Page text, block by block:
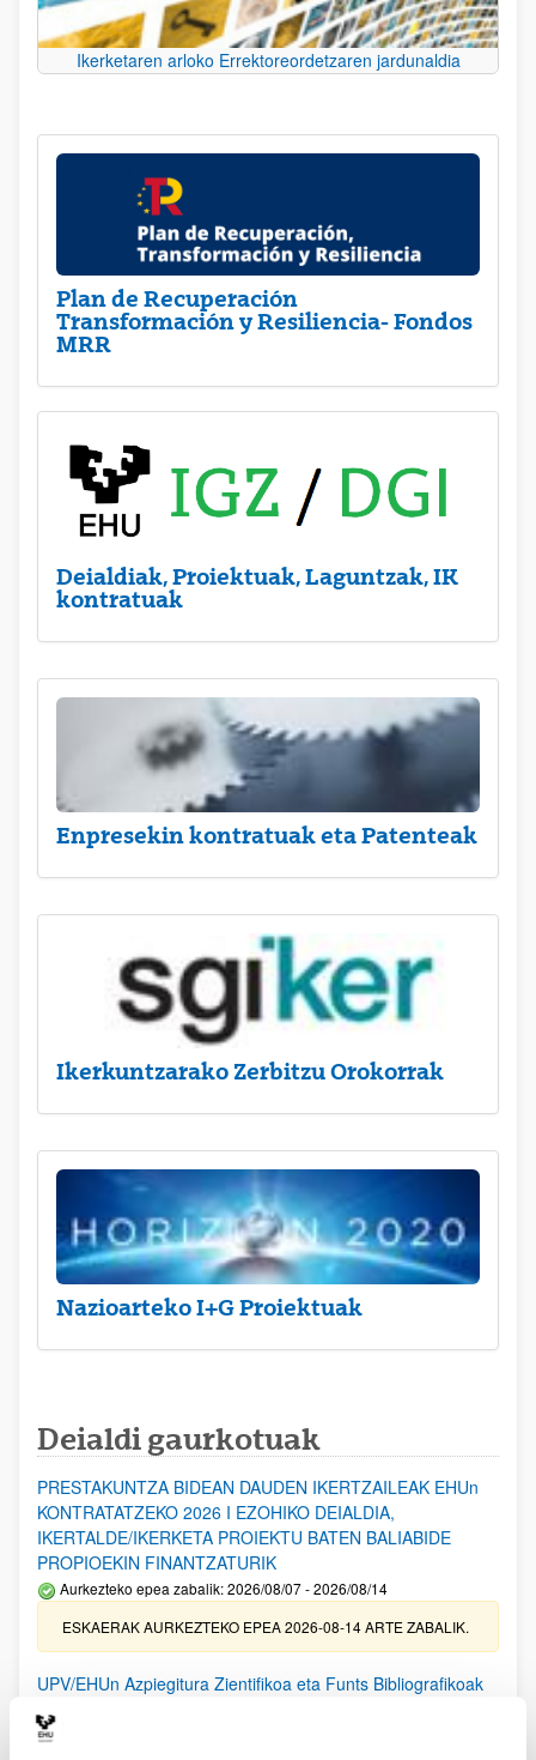
Ikerketaren arloko Errektoreordetzaren jardunaldia
Plan de Recuperación
Transformación y Resiliencia- Fondos
MRR
Deialdiak, Proiektuak, Laguntzak, IK
kontratuak
Enpresekin kontratuak eta Patenteak
Ikerkuntzarako Zerbitzu Orokorrak
Nazioarteko I+G Proiektuak
Deialdi gaurkotuak
PRESTAKUNTZA BIDEAN DAUDEN IKERTZAILEAK EHUn
KONTRATATZEKO 2026 I EZOHIKO DEIALDIA,
IKERTALDE/IKERKETA PROIEKTU BATEN BALIABIDE
PROPIOEKIN FINANTZATURIK
Aurkezteko epea zabalik: 2026/08/07 - 2026/08/14
ESKAERAK AURKEZTEKO EPEA 2026-08-14 ARTE ZABALIK.
UPV/EHUn Azpiegitura Zientifikoa eta Funts Bibliografikoak